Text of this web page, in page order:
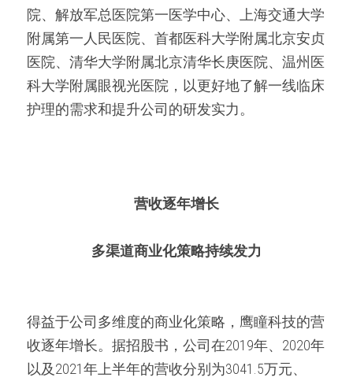
院、解放军总医院第一医学中心、上海交通大学
附属第一人民医院、首都医科大学附属北京安贞
医院、清华大学附属北京清华长庚医院、温州医
科大学附属眼视光医院，以更好地了解一线临床
护理的需求和提升公司的研发实力。
营收逐年增长
多渠道商业化策略持续发力
得益于公司多维度的商业化策略，鹰瞳科技的营
收逐年增长。据招股书，公司在2019年、2020年
以及2021年上半年的营收分别为3041.5万元、